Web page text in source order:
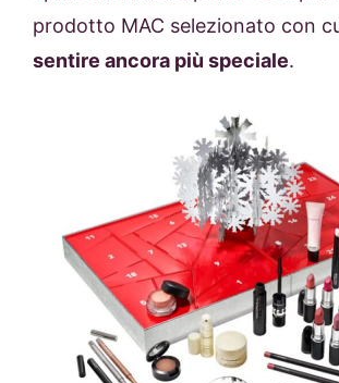
prodotto MAC selezionato con
sentire ancora più speciale.